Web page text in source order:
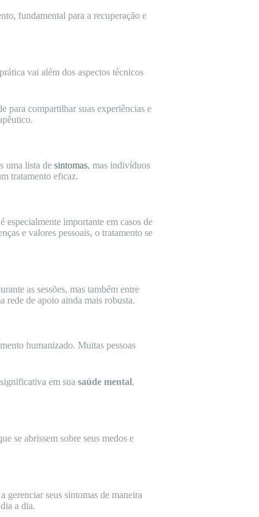
fundamental para a recuperação e
vai além dos aspectos técnicos
para compartilhar suas experiências e
uma lista de sintomas, mas indivíduos
tratamento eficaz.
especialmente importante em casos de
e valores pessoais, o tratamento se
as sessões, mas também entre
rede de apoio ainda mais robusta.
humanizado. Muitas pessoas
em sua saúde mental.
se abrissem sobre seus medos e
gerenciar seus sintomas de maneira
a dia.